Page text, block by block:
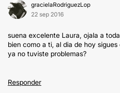
gracielaRodriguezLop
22 sep 2016
suena excelente Laura, ojala a
bien como a ti, al dia de hoy
ya no tuviste problemas?
Responder